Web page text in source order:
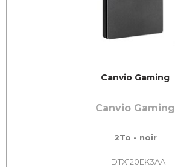
Canvio Gaming
Canvio Gaming
2To - noir
HDTX120EK3AA